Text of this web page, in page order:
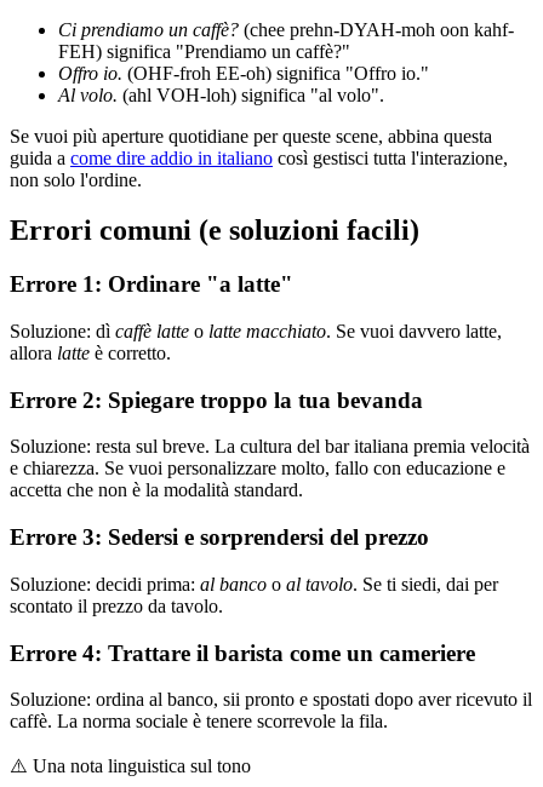
Ci prendiamo un caffè? (chee prehn-DYAH-moh oon kahf-
FEH) significa "Prendiamo un caffè?"
Offro io. (OHF-froh EE-oh) significa "Offro io."
Al volo. (ahl VOH-loh) significa "al volo".
Se vuoi più aperture quotidiane per queste scene, abbina questa
guida a come dire addio in italiano così gestisci tutta l'interazione,
non solo l'ordine.
Errori comuni (e soluzioni facili)
Errore 1: Ordinare "a latte"
Soluzione: dì caffè latte o latte macchiato. Se vuoi davvero latte,
allora latte è corretto.
Errore 2: Spiegare troppo la tua bevanda
Soluzione: resta sul breve. La cultura del bar italiana premia velocità
e chiarezza. Se vuoi personalizzare molto, fallo con educazione e
accetta che non è la modalità standard.
Errore 3: Sedersi e sorprendersi del prezzo
Soluzione: decidi prima: al banco o al tavolo. Se ti siedi, dai per
scontato il prezzo da tavolo.
Errore 4: Trattare il barista come un cameriere
Soluzione: ordina al banco, sii pronto e spostati dopo aver ricevuto il
caffè. La norma sociale è tenere scorrevole la fila.
⚠️ Una nota linguistica sul tono